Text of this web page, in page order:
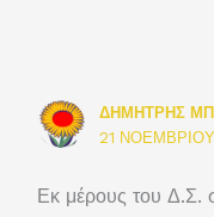
ΔΗΜΉΤΡΗΣ
21
Εκ μέρους του Δ.Σ.